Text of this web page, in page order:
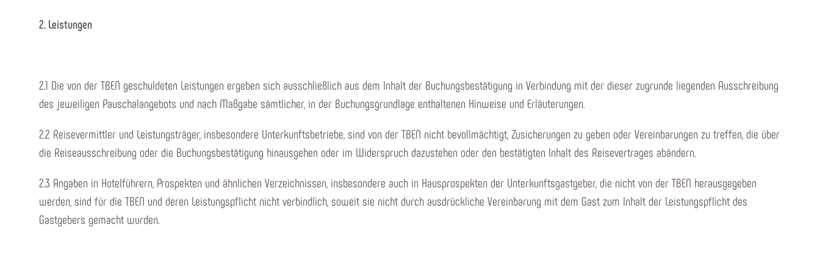
2. Leistungen
2.1 Die von der TBEN geschuldeten Leistungen ergeben sich ausschließlich aus dem Inhalt der Buchungsbestätigung in Verbindung mit der dieser zugrunde liegenden Ausschreibung
des jeweiligen Pauschalangebots und nach Maßgabe sämtlicher, in der Buchungsgrundlage enthaltenen Hinweise und Erläuterungen.
2.2 Reisevermittler und Leistungsträger, insbesondere Unterkunftsbetriebe, sind von der TBEN nicht bevollmächtigt, Zusicherungen zu geben oder Vereinbarungen zu treffen, die über
die Reiseausschreibung oder die Buchungsbestätigung hinausgehen oder im Widerspruch dazustehen oder den bestätigten Inhalt des Reisevertrages abändern.
2.3 Angaben in Hotelführern, Prospekten und ähnlichen Verzeichnissen, insbesondere auch in Hausprospekten der Unterkunftsgastgeber, die nicht von der TBEN herausgegeben
werden, sind für die TBEN und deren Leistungspflicht nicht verbindlich, soweit sie nicht durch ausdrückliche Vereinbarung mit dem Gast zum Inhalt der Leistungspflicht des
Gastgebers gemacht wurden.